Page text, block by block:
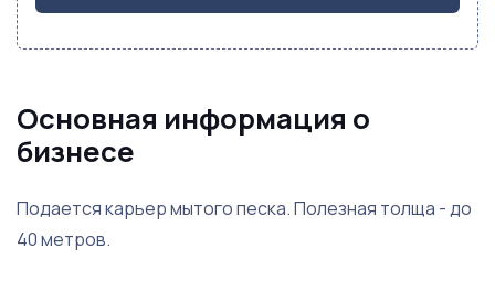
Основная информация о
бизнесе
Подается карьер мытого песка. Полезная толща - до
40 метров.